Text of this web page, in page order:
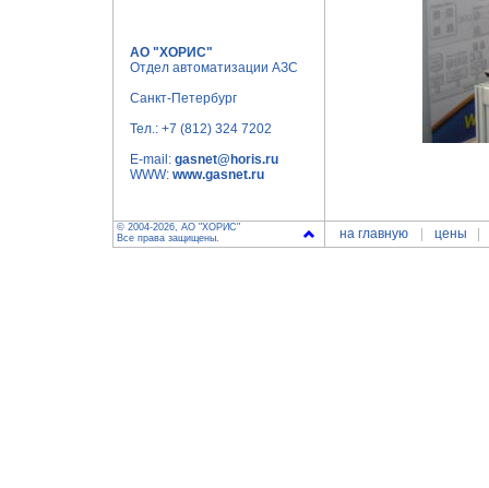
АО "ХОРИС"
Отдел автоматизации АЗС
Санкт-Петербург
Тел.: +7 (812) 324 7202
E-mail: gasnet@horis.ru
WWW: www.gasnet.ru
© 2004-2026, АО "ХОРИС"
Все права защищены.
на главную цены